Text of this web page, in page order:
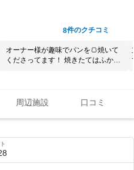
周辺施設 口コミ
8件のクチコミ
オーナー様が趣味でパンを🍞焼いて
くださってます！ 焼きたてはふかふ
雰囲気で、国際交流も楽しかったで